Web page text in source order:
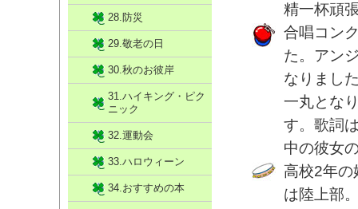
精一杯頑
合唱コン
た。アン
なりまし
一丸とな
す。歌詞
中の彼女
高校2年の
は陸上部
28.防災
29.敬老の日
30.秋のお彼岸
31.ハイキング・ピク
ニック
32.運動会
33.ハロウィーン
34.おすすめの本